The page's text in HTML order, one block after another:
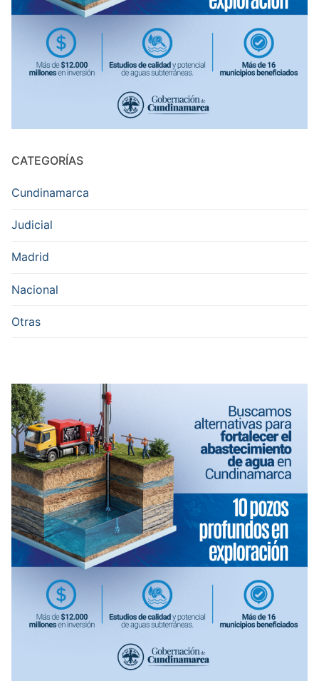
CATEGORÍAS
Cundinamarca
Judicial
Madrid
Nacional
Otras